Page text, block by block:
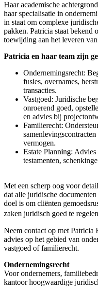
Haar academische
haar specialisatie in
in staat om complexe
pakken. Patricia staat bekend
toewijding aan het leveren
Patricia en haar team zijn
Ondernemingsrecht:
fusies, overnames,
transacties.
Vastgoed: Juridische
onroerend goed,
en advies bij
Familierecht:
vermogen.
Estate Planning:
testamenten,
Met een scherp oog voor
dat alle juridische
doel is om cliënten
zaken juridisch goed te
Neem contact op met Patricia
advies op het gebied van
vastgoed of familierecht.
Ondernemingsrecht
Voor ondernemers,
kantoor hoogwaardige